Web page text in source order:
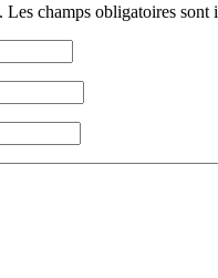
Les champs obligatoires sont